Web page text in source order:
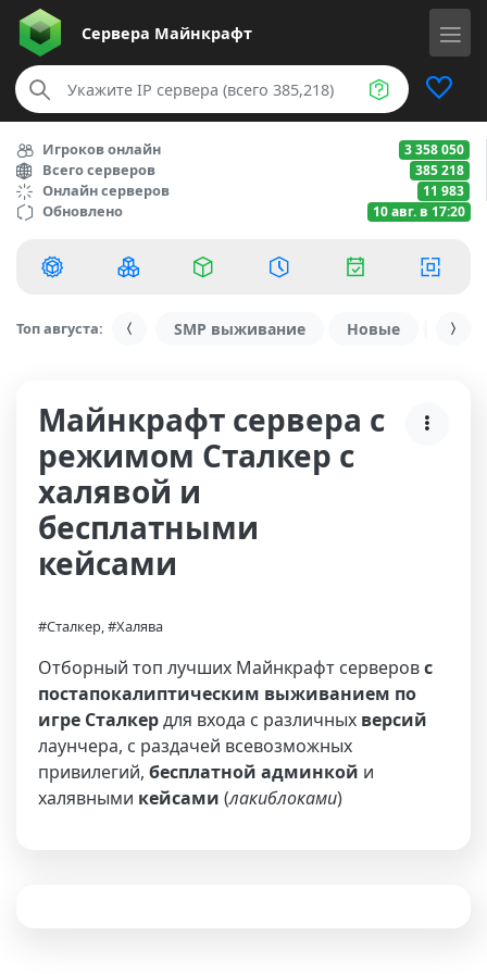
Сервера Майнкрафт
Игроков онлайн 3 358 050
Всего серверов 385 218
Онлайн серверов 11 983
Обновлено 10 авг. в 17:20
Топ августа: SMP выживание Новые С
Майнкрафт сервера с
режимом Сталкер с
халявой и
бесплатными
кейсами
#Сталкер, #Халява
Отборный топ лучших Майнкрафт серверовс
постапокалиптическим выживанием по
игре Сталкердля входа с различных версий
лаунчера, с раздачей всевозможных
привилегий, бесплатной админкой и
халявными кейсами (лакиблоками)